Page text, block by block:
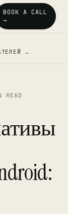
BOOK A CALL
→
…
READ